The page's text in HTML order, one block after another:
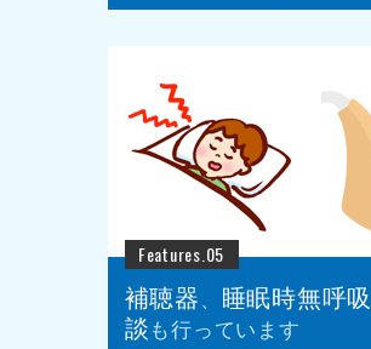
Features.05
補聴器 、 睡眠時無呼吸
談 も行っています